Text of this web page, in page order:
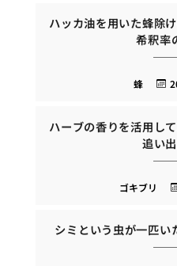
ハッカ油を用いた蜂除
希釈率
蜂
ハーブの香りを活用し
追い
ゴキブリ
シミという虫が一匹い